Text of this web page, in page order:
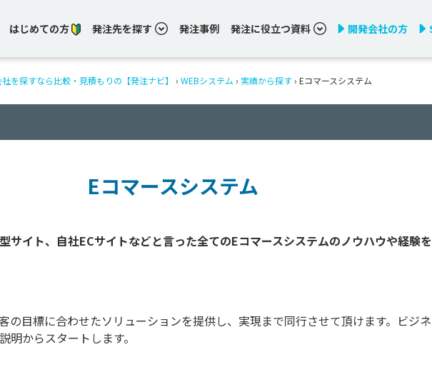
はじめての方 発注先を探す 発注事例 発注に役立つ資料 開発会社の方
を探すなら比較・見積もりの【発注ナビ】 › WEBシステム › 実績から探す › Eコマースシステム
Eコマースシステム
サイト、自社ECサイトなどと言った全てのEコマースシステムのノウハウや経験
の目標に合わせたソリューションを提供し、実現まで同行させて頂けます。ビジ
明からスタートします。